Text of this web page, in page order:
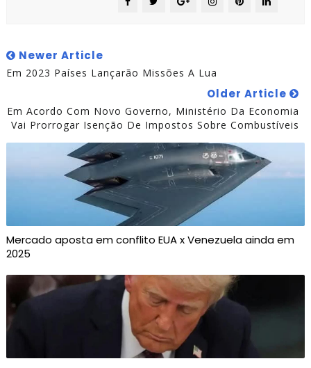
Newer Article
Em 2023 Países Lançarão Missões A Lua
Older Article
Em Acordo Com Novo Governo, Ministério Da Economia
Vai Prorrogar Isenção De Impostos Sobre Combustíveis
Mercado aposta em conflito EUA x Venezuela ainda em
2025